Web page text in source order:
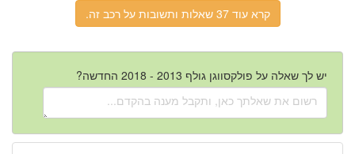
קרא עוד 37 שאלות ותשובות על רכב זה.
יש לך שאלה על פולקסווגן גולף 2013 - 2018 החדשה?